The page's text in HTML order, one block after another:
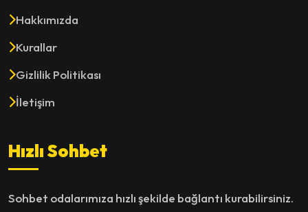
Hakkımızda
Kurallar
Gizlilik Politikası
İletişim
Hızlı Sohbet
Sohbet odalarımıza hızlı şekilde bağlantı kurabilirsiniz.